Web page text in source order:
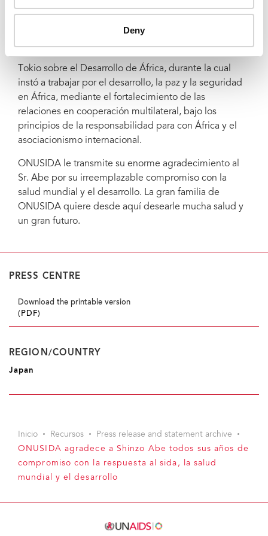
Deny
universal.
relevante durante la Conferencia Internacional de
Tokio sobre el Desarrollo de África, durante la cual
instó a trabajar por el desarrollo, la paz y la seguridad
en África, mediante el fortalecimiento de las
relaciones en cooperación multilateral, bajo los
principios de la responsabilidad para con África y el
asociacionismo internacional.
ONUSIDA le transmite su enorme agradecimiento al
Sr. Abe por su irreemplazable compromiso con la
salud mundial y el desarrollo. La gran familia de
ONUSIDA quiere desde aquí desearle mucha salud y
un gran futuro.
PRESS CENTRE
Download the printable version
(PDF)
REGION/COUNTRY
Japan
Inicio Recursos
Press release and statement archive
ONUSIDA agradece a Shinzo Abe todos sus años de
compromiso con la respuesta al sida, la salud
mundial y el desarrollo